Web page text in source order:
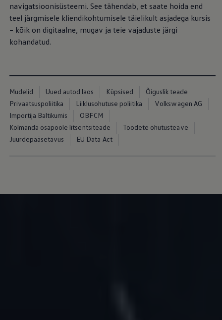
navigatsioonisüsteemi. See tähendab, et saate hoida end
teel järgmisele kliendikohtumisele täielikult asjadega kursis
– kõik on digitaalne, mugav ja teie vajaduste järgi
kohandatud.
Mudelid Uued autod laos Küpsised
Õiguslik teade
Privaatsuspoliitika
Liiklusohutuse poliitika
Volkswagen AG
Importija Baltikumis
OBFCM
Kolmanda osapoole litsentsiteade
Toodete ohutusteave
Juurdepääsetavus
EU Data Act